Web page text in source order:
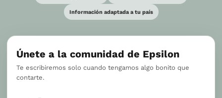
Información adaptada a tu país
Únete a la comunidad de Epsilon
Te escribiremos solo cuando tengamos algo bonito que
contarte.